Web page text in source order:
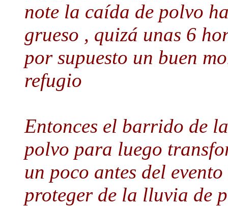
note la caída de polvo
grueso , quizá unas 6
por supuesto un buen
refugio
Entonces el barrido de
polvo para luego
un poco antes del
proteger de la lluvia de